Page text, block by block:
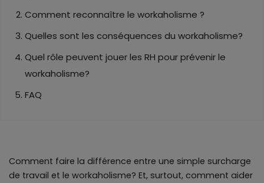
Comment reconnaître le workaholisme ?
Quelles sont les conséquences du workaholisme?
Quel rôle peuvent jouer les RH pour prévenir le
workaholisme?
FAQ
Comment faire la différence entre une simple surcharge
de travail et le workaholisme? Et, surtout, comment aider